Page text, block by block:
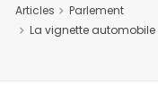
Articles
Parlement
La vignette